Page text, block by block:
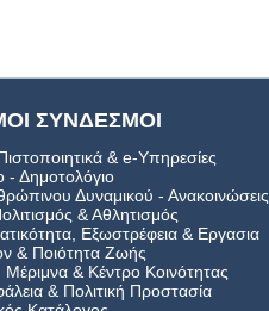
ΣΥΝΔΕΣΜΟΙ
& e-Υπηρεσίες
- Δημοτολόγιο
Δυναμικού - Ανακοινώσεις
& Αθλητισμός
Εξωστρέφεια & Εργασια
& Ποιότητα Ζωής
Μέριμνα & Κέντρο Κοινότητας
& Πολιτική Προστασία